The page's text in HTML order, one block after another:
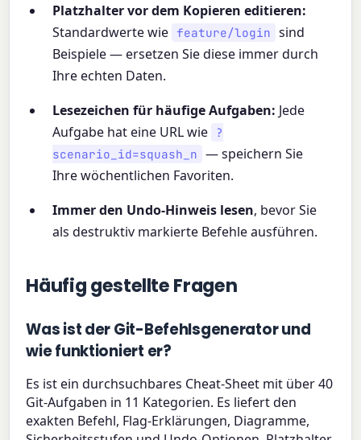
Platzhalter vor dem Kopieren editieren:
Standardwerte wie feature/login sind
Beispiele — ersetzen Sie diese immer durch
Ihre echten Daten.
Lesezeichen für häufige Aufgaben: Jede
Aufgabe hat eine URL wie
?
scenario_id=squash_n — speichern Sie
Ihre wöchentlichen Favoriten.
Immer den Undo-Hinweis lesen, bevor Sie
als destruktiv markierte Befehle ausführen.
Häufig gestellte Fragen
Was ist der Git-Befehlsgenerator und
wie funktioniert er?
Es ist ein durchsuchbares Cheat-Sheet mit über 40
Git-Aufgaben in 11 Kategorien. Es liefert den
exakten Befehl, Flag-Erklärungen, Diagramme,